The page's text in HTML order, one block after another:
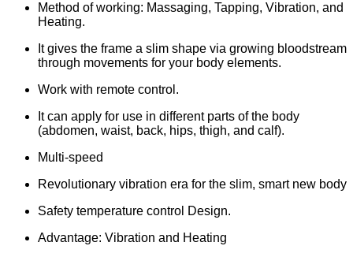
Method of working: Massaging, Tapping, Vibration, and
Heating.
It gives the frame a slim shape via growing bloodstream
through movements for your body elements.
Work with remote control.
It can apply for use in different parts of the body
(abdomen, waist, back, hips, thigh, and calf).
Multi-speed
Revolutionary vibration era for the slim, smart new body
Safety temperature control Design.
Advantage: Vibration and Heating